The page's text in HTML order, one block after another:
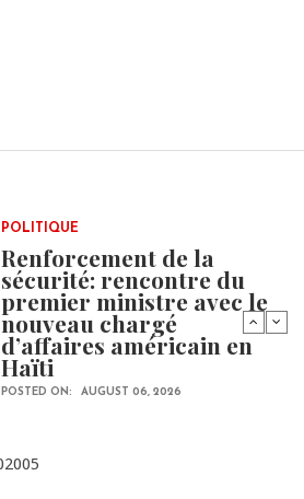
POLITIQUE
Renforcement de la
sécurité: rencontre du
premier ministre avec le
nouveau chargé
d’affaires américain en
Haïti
POSTED ON: AUGUST 06, 2026